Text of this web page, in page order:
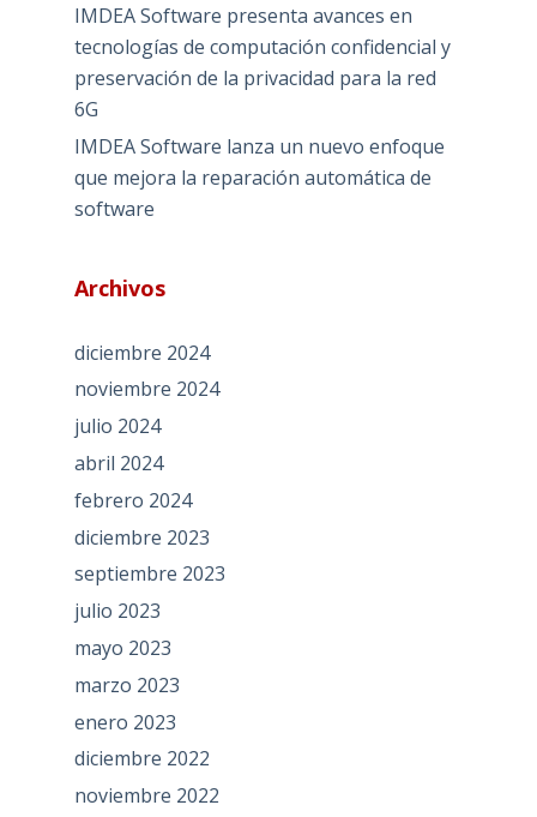
IMDEA Software presenta avances en
tecnologías de computación confidencial y
preservación de la privacidad para la red
6G
IMDEA Software lanza un nuevo enfoque
que mejora la reparación automática de
software
Archivos
diciembre 2024
noviembre 2024
julio 2024
abril 2024
febrero 2024
diciembre 2023
septiembre 2023
julio 2023
mayo 2023
marzo 2023
enero 2023
diciembre 2022
noviembre 2022